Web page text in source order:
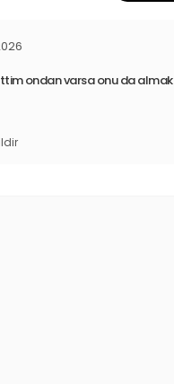
ondan varsa onu da almak